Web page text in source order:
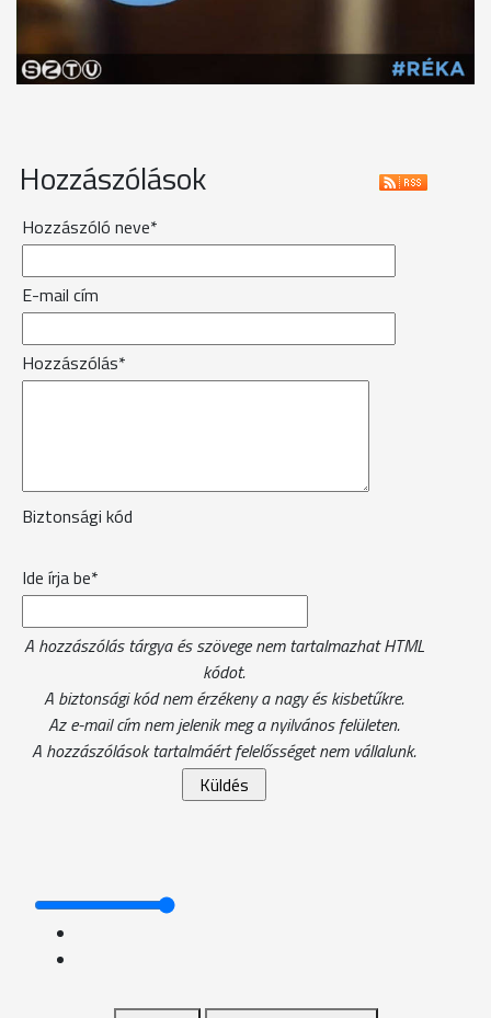
Hozzászólások
Hozzászóló neve*
E-mail cím
Hozzászólás*
Biztonsági kód
Ide írja be*
A hozzászólás tárgya és szövege nem tartalmazhat HTML
kódot.
A biztonsági kód nem érzékeny a nagy és kisbetűkre.
Az e-mail cím nem jelenik meg a nyilvános felületen.
A hozzászólások tartalmáért felelősséget nem vállalunk.